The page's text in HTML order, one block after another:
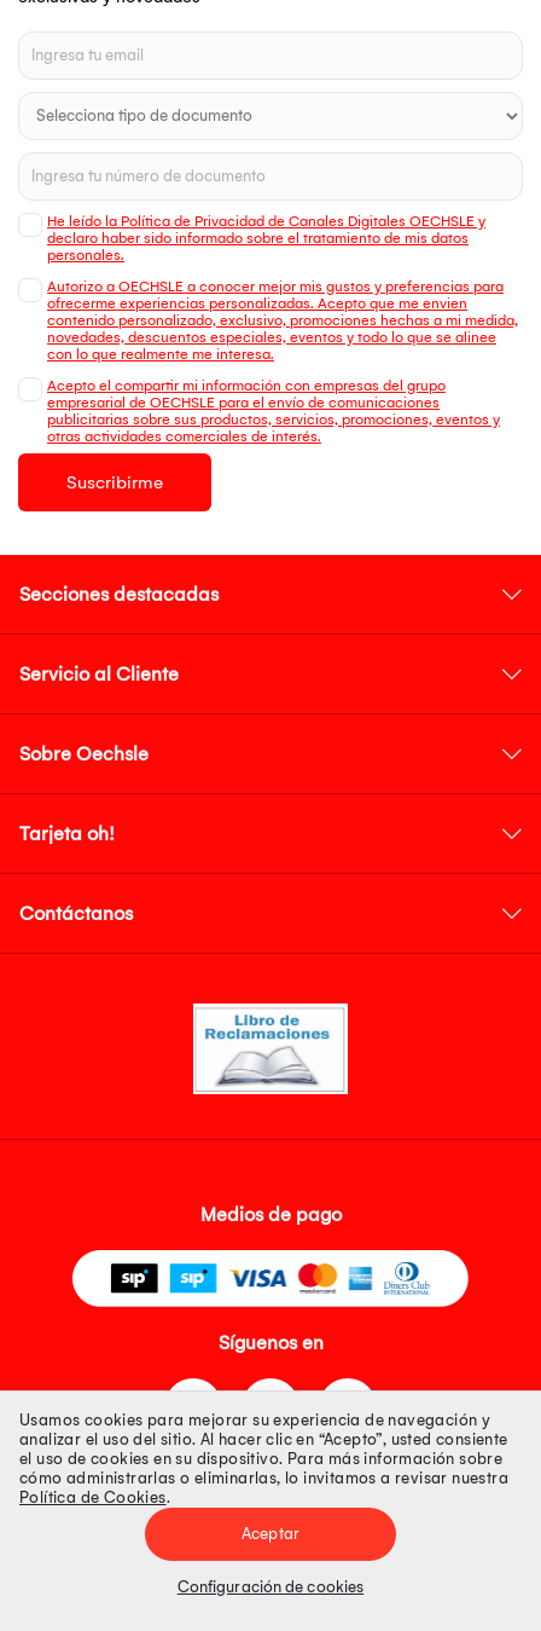
He leído la Política de Privacidad de Canales Digitales OECHSLE y
declaro haber sido informado sobre el tratamiento de mis datos
personales.
Autorizo a OECHSLE a conocer mejor mis gustos y preferencias para
ofrecerme experiencias personalizadas. Acepto que me envien
contenido personalizado, exclusivo, promociones hechas a mi medida,
novedades, descuentos especiales, eventos y todo lo que se alinee
con lo que realmente me interesa.
Acepto el compartir mi información con empresas del grupo
empresarial de OECHSLE para el envío de comunicaciones
publicitarias sobre sus productos, servicios, promociones, eventos y
otras actividades comerciales de interés.
Suscribirme
Secciones destacadas
Servicio al Cliente
Sobre Oechsle
Tarjeta oh!
Contáctanos
Medios de pago
Síguenos en
Tienda 100% Segura
Tiendas Peruanas S.A. R.U.C. Nº 20493020618. Todos los derechos
Precios disponibles solo en www.oechsle.pe. Precios online publicados
Usamos cookies para mejorar su experiencia de navegación y
analizar el uso del sitio. Al hacer clic en “Acepto”, usted consiente
el uso de cookies en su dispositivo. Para más información sobre
cómo administrarlas o eliminarlas, lo invitamos a revisar nuestra
Política de Cookies.
Aceptar
Configuración de cookies